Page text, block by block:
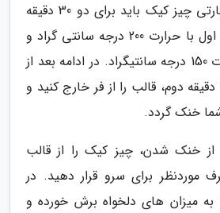
مرحله سیزدهم: به عبارتی چیز کیک باید برای دو 30 دقیقه
در فر باشد. 30 دقیقه اول با حرارت 200 درجه سانتی گراد و
30 دقیقه دوم با حرارت 150 درجه سانتیگراد. در ادامه بعد از
گذشت مدت زمان 30 دقیقه دوم، قالب را از فر خارج کنید و
خنک گردد.
از خنک شدن، چیز کیک را از قالب
موردنظر برای سرو قرار دهید. در
میزان های دلخواه برش خورده و